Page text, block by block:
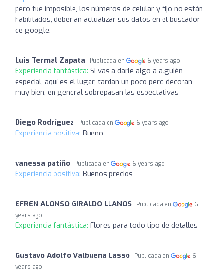
pero fue imposible, los números de celular y fijo no están
habilitados, deberían actualizar sus datos en el buscador
de google.
Luis Termal Zapata Publicada en 6 years ago
Experiencia fantástica: Si vas a darle algo a alguién
especial, aquí es el lugar, tardan un poco pero decoran
muy bien, en general sobrepasan las espectativas
Diego Rodríguez Publicada en 6 years ago
Experiencia positiva: Bueno
vanessa patiño Publicada en 6 years ago
Experiencia positiva: Buenos precios
EFREN ALONSO GIRALDO LLANOS Publicada en
6
years ago
Experiencia fantástica: Flores para todo tipo de detalles
Gustavo Adolfo Valbuena Lasso Publicada en
6
years ago